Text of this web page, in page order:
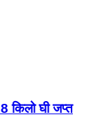
किलो घी जप्त